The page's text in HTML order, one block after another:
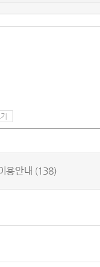
용안내 (138)